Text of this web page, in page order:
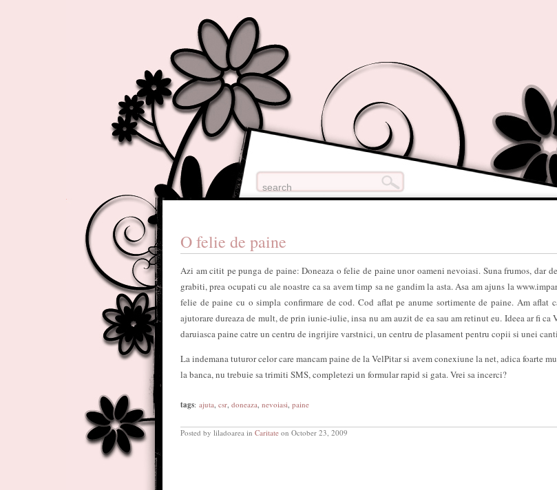
O felie de paine
Azi am citit pe punga de paine: Doneaza o felie de paine unor oameni nevoiasi. Suna frumos, dar
grabiti, prea ocupati cu ale noastre ca sa avem timp sa ne gandim la asta. Asa am ajuns la
felie de paine cu o simpla confirmare de cod. Cod aflat pe anume sortimente de paine. Am aflat
ajutorare dureaza de mult, de prin iunie-iulie, insa nu am auzit de ea sau am retinut eu. Ideea ar fi ca
daruiasca paine catre un centru de ingrijire varstnici, un centru de plasament pentru copii si unei
La indemana tuturor celor care mancam paine de la VelPitar si avem conexiune la net, adica foarte
la banca, nu trebuie sa trimiti SMS, completezi un formular rapid si gata. Vrei sa incerci?
tags: ajuta, csr, doneaza, nevoiasi, paine
Posted by liladoarea in Caritate on October 23, 2009